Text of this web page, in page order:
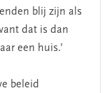
blij zijn als
dat is dan
een huis.’
beleid